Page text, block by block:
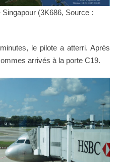
(3K686, Source :
le pilote a atterri. Après
arrivés à la porte C19.